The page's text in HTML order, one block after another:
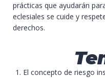
prácticas que ayudarán
eclesiales se cuide y
derechos.
El concepto de riesgo